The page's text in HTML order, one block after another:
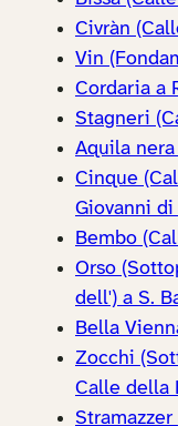
Civràn
Vin
Cordaria a
Stagneri
Aquila
Cinque
Giovanni
Bembo
Orso
dell') a S.
Bella
Zocchi
Calle della